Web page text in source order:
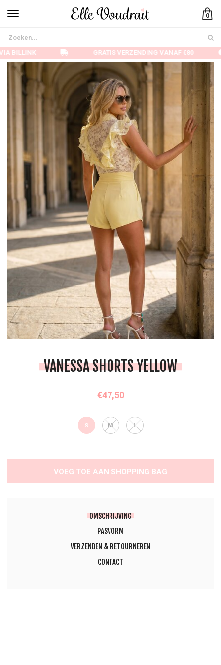
0
BILLINK GRATIS VERZENDING VANAF €80
VANESSA SHORTS YELLOW
€47,50
OMSCHRIJVING
PASVORM
VERZENDEN & RETOURNEREN
CONTACT
S M L
VOEG TOE AAN SHOPPING BAG